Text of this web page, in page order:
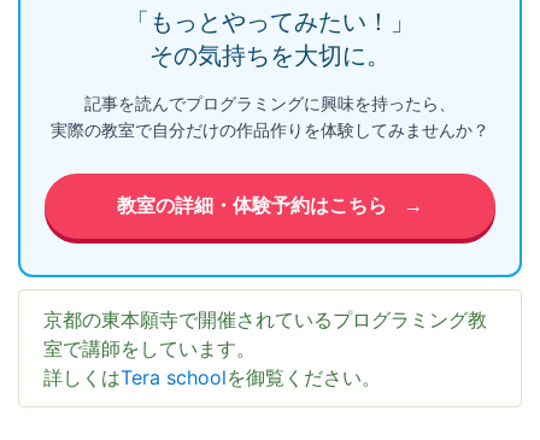
「もっとやってみたい！」
その気持ちを大切に。
記事を読んでプログラミングに興味を持ったら、
実際の教室で自分だけの作品作りを体験してみませんか？
教室の詳細・体験予約はこちら →
京都の東本願寺で開催されているプログラミング教
室で講師をしています。
詳しくはTera schoolを御覧ください。